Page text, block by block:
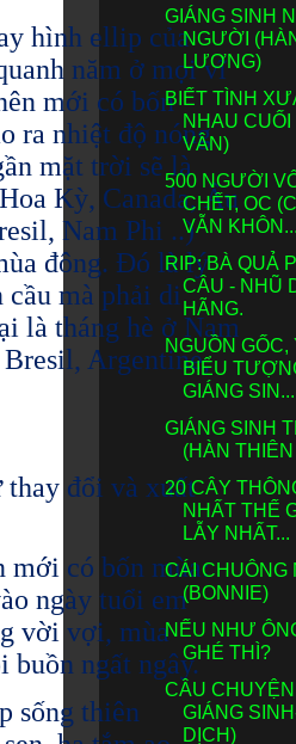
hình ellip của
năm ở mọi vĩ
mới có bốn
ra nhiệt độ nóng
mặt trời sẽ là
Kỳ, Canada, Âu
Nam Phi ..)
đông. Đó là lý
mà phải di
là tháng hè ở Nam
Argentine,
thay đổi và xuất
mới có bốn mùa:
ngày tuổi em
vời vợi, mùa
buồn ngất ngây.
sống thiên
GIÁNG SINH
NGƯỜI
LƯƠNG)
BIẾT TÌNH
NHAU
VÂN)
500 NGƯỜI
CHẾT, OC
VẪN KHÔN...
RIP: BÀ QUẢ
CÂU - NHŨ
HÃNG.
NGUỒN GỐC,
BIỂU
GIÁNG SIN...
GIÁNG SINH
(HÀN
20 CÂY
NHẤT THẾ
LẪY NHẤT...
CÁI CHUÔNG
(BONNIE)
NẾU NHƯ
GHÉ THÌ?
CÂU
GIÁNG
DỊCH)